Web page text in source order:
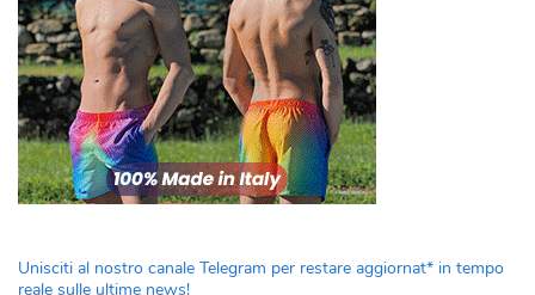
Unisciti al nostro canale Telegram per restare aggiornat* in tempo
reale sulle ultime news!